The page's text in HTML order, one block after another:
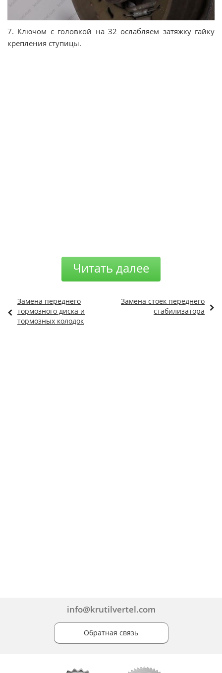
7. Ключом с головкой на 32 ослабляем затяжку гайку
крепления ступицы.
Читать далее
Замена переднего
тормозного диска и
тормозных колодок
Замена стоек переднего
стабилизатора
info@krutilvertel.com
Обратная связь